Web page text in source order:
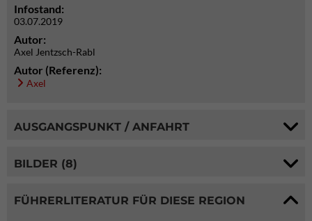
Infostand:
03.07.2019
Autor:
Axel Jentzsch-Rabl
Autor (Referenz):
Axel
AUSGANGSPUNKT / ANFAHRT
BILDER (8)
FÜHRERLITERATUR FÜR DIESE REGION